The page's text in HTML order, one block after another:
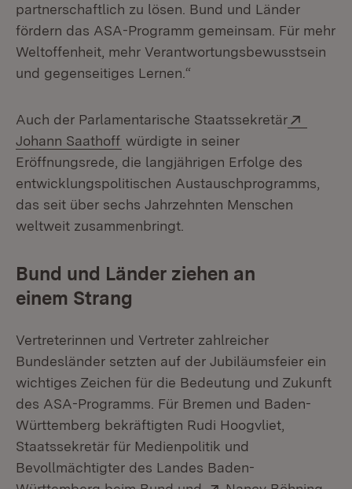
partnerschaftlich zu lösen. Bund und Länder
fördern das ASA-Programm gemeinsam. Für mehr
Weltoffenheit, mehr Verantwortungsbewusstsein
und gegenseitiges Lernen.“
Auch der Parlamentarische Staatssekretär
Johann Saathoff (Öffnet in neuem Fenster)
würdigte in seiner
Eröffnungsrede, die langjährigen Erfolge des
entwicklungspolitischen Austauschprogramms,
das seit über sechs Jahrzehnten Menschen
weltweit zusammenbringt.
Bund und Länder ziehen an
einem Strang
Vertreterinnen und Vertreter zahlreicher
Bundesländer setzten auf der Jubiläumsfeier ein
wichtiges Zeichen für die Bedeutung und Zukunft
des ASA-Programms. Für Bremen und Baden-
Württemberg bekräftigten Rudi Hoogvliet,
Staatssekretär für Medienpolitik und
Bevollmächtigter des Landes Baden-